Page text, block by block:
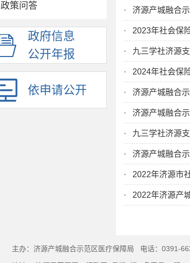
政策问答
政府信息
公开年报
依申请公开
· 济源产城融合
· 2023年社会保
· 九三学社济源
· 2024年社会保
· 济源产城融合
· 济源产城融合
· 九三学社济源
· 济源产城融合
· 2022年济源市
· 2022年济源产
主办：济源产城融合示范区医疗保障局 电话：0391-